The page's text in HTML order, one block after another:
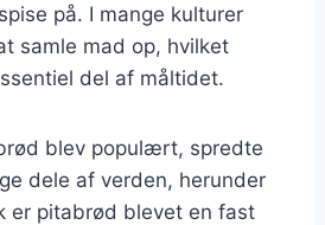
på. I mange kulturer
samle mad op, hvilket
del af måltidet.
blev populært, spredte
dele af verden, herunder
er pitabrød blevet en fast